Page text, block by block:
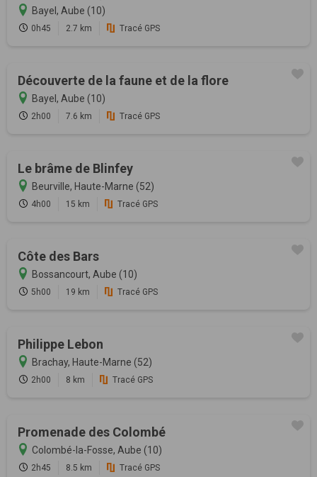
Bayel, Aube (10)
0h45 2.7 km Tracé GPS
Découverte de la faune et de la flore
Bayel, Aube (10)
2h00 7.6 km Tracé GPS
Le brâme de Blinfey
Beurville, Haute-Marne (52)
4h00 15 km Tracé GPS
Côte des Bars
Bossancourt, Aube (10)
5h00 19 km Tracé GPS
Philippe Lebon
Brachay, Haute-Marne (52)
2h00 8 km Tracé GPS
Promenade des Colombé
Colombé-la-Fosse, Aube (10)
2h45 8.5 km Tracé GPS